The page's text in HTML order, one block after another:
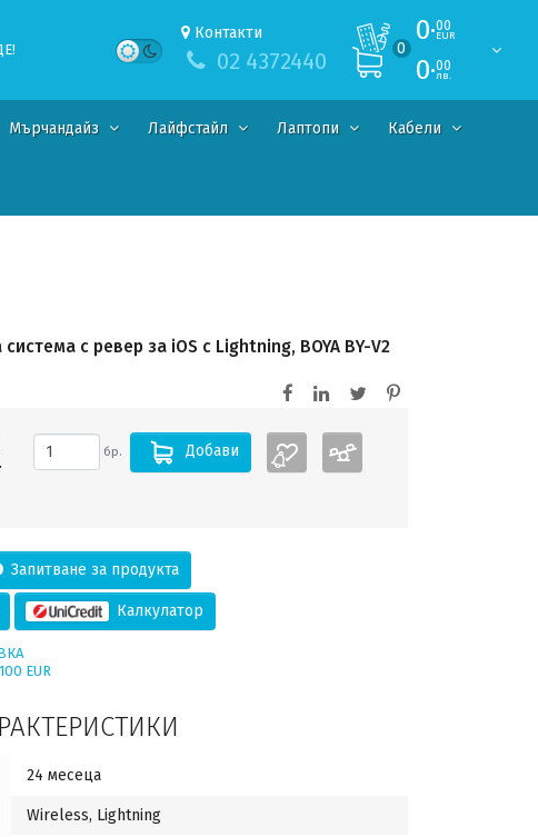
Контакти
02 4372440 0
0·00
EUR
0·00
лв.
Мърчандайз Лайфстайл Лаптопи Кабели
с ревер за iOS с Lightning, BOYA BY-V2
бр. Добави
Запитване за продукта
Калкулатор
EUR
24 месеца
Wireless, Lightning